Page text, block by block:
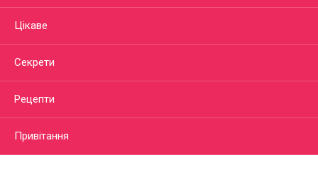
Цікаве
Секрети
Рецепти
Привітання